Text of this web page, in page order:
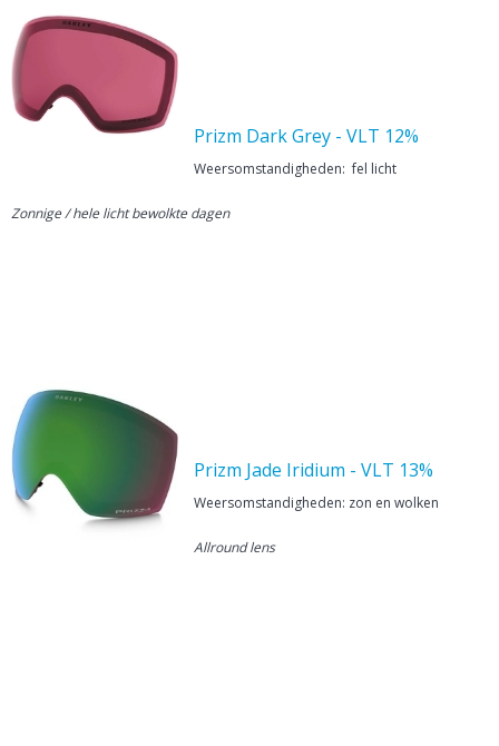
Prizm Dark Grey - VLT 12%
Weersomstandigheden: fel licht
Zonnige / hele licht bewolkte dagen
Prizm Jade Iridium - VLT 13%
Weersomstandigheden: zon en wolken
Allround lens